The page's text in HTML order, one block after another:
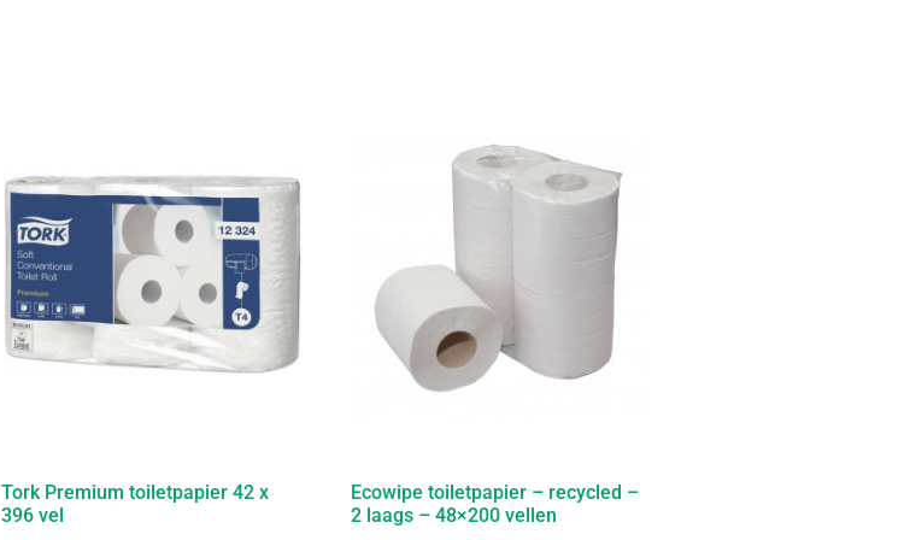
Tork Premium toiletpapier 42 x
396 vel
Ecowipe toiletpapier – recycled –
2 laags – 48×200 vellen